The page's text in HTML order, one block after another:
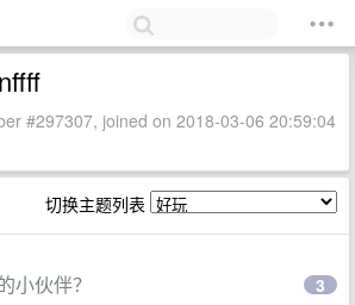
#297307, joined on 2018-03-06 20:59:04
切换主题列表
小伙伴？ 3